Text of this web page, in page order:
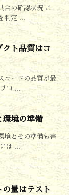
合の確認状況 こ
判定 ...
クト品質はコ
コードの品質が最
ロ ...
環境の準備
境とその準備も書
は ...
の量はテスト